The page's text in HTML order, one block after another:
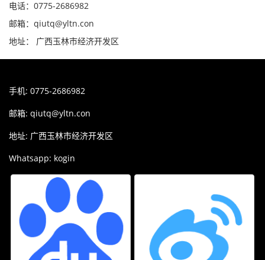
电话：0775-2686982
邮箱：qiutq@yltn.con
地址： 广西玉林市经济开发区
手机: 0775-2686982
邮箱: qiutq@yltn.con
地址: 广西玉林市经济开发区
Whatsapp: kogin